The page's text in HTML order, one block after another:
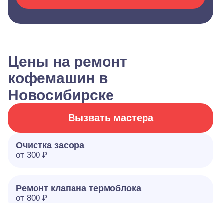
Цены на ремонт
кофемашин в
Новосибирске
Вызвать мастера
Очистка засора
от 300 ₽
Ремонт клапана термоблока
от 800 ₽